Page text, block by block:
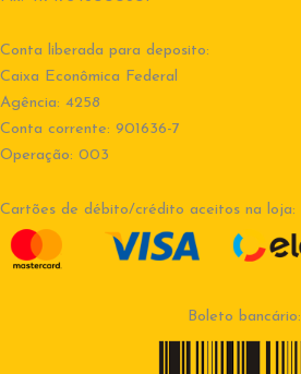
Conta liberada para deposito:
Caixa Econômica Federal
Agência: 4258
Conta corrente: 901636-7
Operação: 003
Cartões de débito/crédito aceitos na loja:
Boleto bancário: